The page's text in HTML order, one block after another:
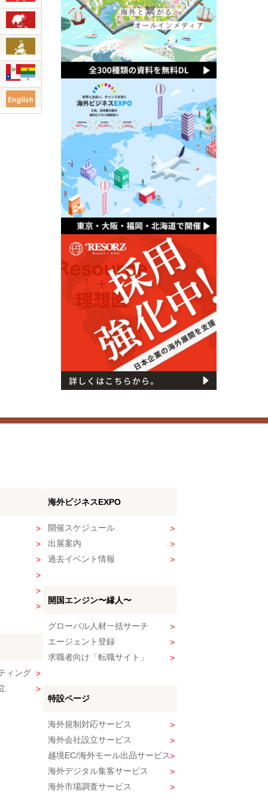
ィング
海外ビジネスEXPO
開催スケジュール
出展案内
過去イベント情報
開国エンジン〜縁人〜
グローバル人材一括サーチ
エージェント登録
求職者向け「転職サイト」
特設ページ
海外規制対応サービス
海外会社設立サービス
越境EC/海外モール出品サービス
海外デジタル集客サービス
海外市場調査サービス